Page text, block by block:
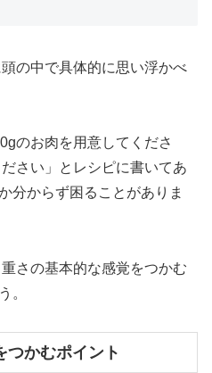
の中で具体的に思い浮かべ
のお肉を用意してくださ
さい」とレシピに書いてあ
分からず困ることがありま
さの基本的な感覚をつかむ
。
つかむポイント